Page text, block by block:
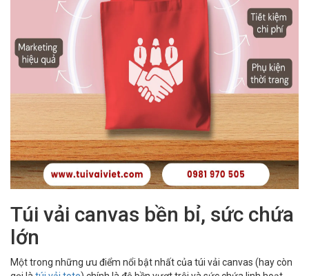
Túi vải canvas bền bỉ, sức chứa
lớn
Một trong những ưu điểm nổi bật nhất của túi vải canvas (hay còn